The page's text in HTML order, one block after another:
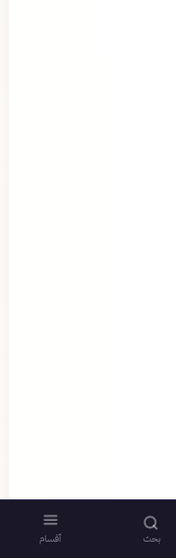
بحث أقسام